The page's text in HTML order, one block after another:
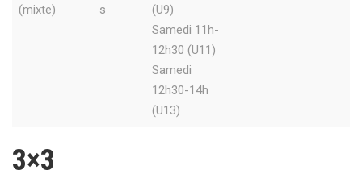
(mixte)
s
(U9)
Samedi 11h-
12h30 (U11)
Samedi
12h30-14h
(U13)
3×3